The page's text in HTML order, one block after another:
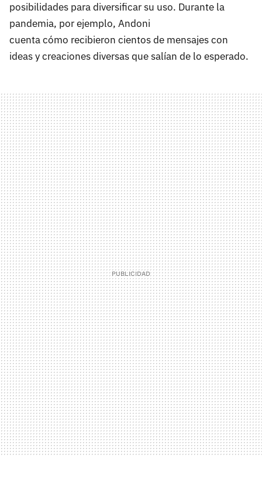
posibilidades para diversificar su uso. Durante la
pandemia, por ejemplo, Andoni
cuenta cómo recibieron cientos de mensajes con
ideas y creaciones diversas que salían de lo esperado.